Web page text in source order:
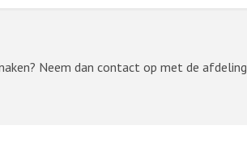
Neem dan contact op met de afdeling